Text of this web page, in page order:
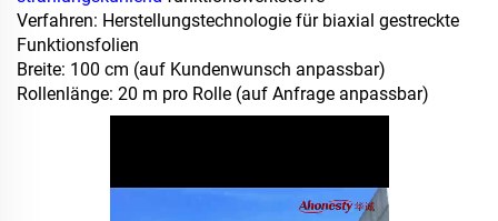
Verfahren: Herstellungstechnologie für biaxial gestreckte
Funktionsfolien
Breite: 100 cm (auf Kundenwunsch anpassbar)
Rollenlänge: 20 m pro Rolle (auf Anfrage anpassbar)